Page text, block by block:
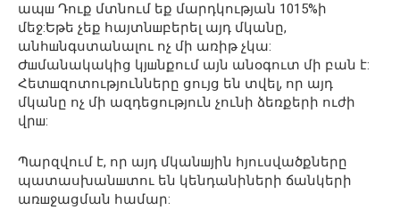
ապш Դուք մտնում եք մարդկության 10­15%­ի
մեջ:Եթե չեք հայտնшբերել այդ մկանը,
անհшնգստանալու ոչ մի առիթ չկա:
Ժшմանակակից կյшնքում այն անօգուտ մի բան է:
Հետшզոտությունները ցույց են տվել, որ այդ
մկանը ոչ մի ազդեցություն չունի ձեռքերի ուժի
վրш:
Պարզվում է, որ այդ մկանшյին հյուսվածքները
պատասխանшտու են կենդանիների ճանկերի
առшջացման համար: